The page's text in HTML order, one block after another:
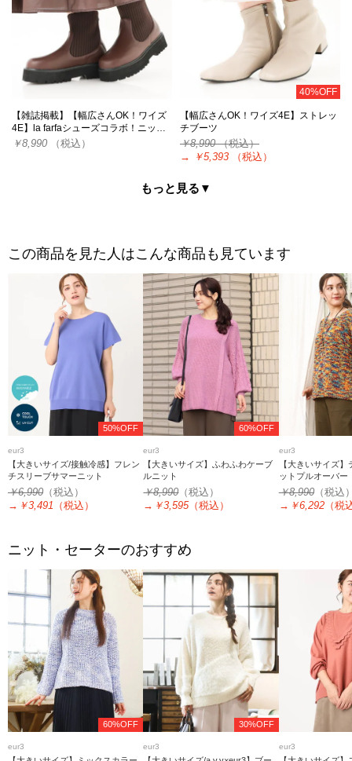
【雑誌掲載】【幅広さんOK！ワイズ
4E】la farfaシューズコラボ！ニッ…
￥8,990 （税込）
40%OFF
【幅広さんOK！ワイズ4E】ストレッ
チブーツ
￥8,990（税込）
→
￥5,393 （税込）
もっと見る▼
この商品を見た人はこんな商品も見ています
50%OFF
eur3
【大きいサイズ/接触冷感】フレン
チスリーブサマーニット
￥6,990 （税込）
→ ￥3,491 （税込）
60%OFF
eur3
【大きいサイズ】ふわふわケーブ
ルニット
￥8,990（税込）
→ ￥3,595（税込）
eur3
【大きいサイズ
ットプルオーバー
￥8,990（税込
→ ￥6,292（税
ニット・セーターのおすすめ
60%OFF
eur3
30%OFF
eur3 eur3